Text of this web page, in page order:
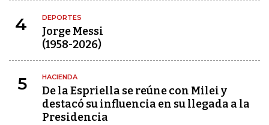
4 DEPORTES
Jorge Messi
(1958-2026)
5 HACIENDA
De la Espriella se reúne con Milei y
destacó su influencia en su llegada a la
Presidencia